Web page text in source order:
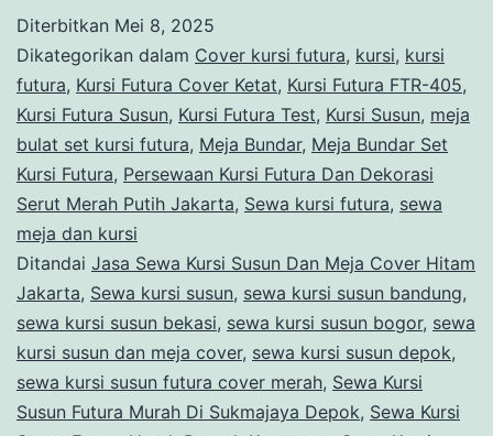
Susun
Dan
Meja
Cover
Custom
Diterbitkan Mei 8, 2025
Dikategorikan dalam Cover kursi futura, kursi, kursi
futura, Kursi Futura Cover Ketat, Kursi Futura FTR-405,
Kursi Futura Susun, Kursi Futura Test, Kursi Susun, meja
bulat set kursi futura, Meja Bundar, Meja Bundar Set
Kursi Futura, Persewaan Kursi Futura Dan Dekorasi
Serut Merah Putih Jakarta, Sewa kursi futura, sewa
meja dan kursi
Ditandai Jasa Sewa Kursi Susun Dan Meja Cover Hitam
Jakarta, Sewa kursi susun, sewa kursi susun bandung,
sewa kursi susun bekasi, sewa kursi susun bogor, sewa
kursi susun dan meja cover, sewa kursi susun depok,
sewa kursi susun futura cover merah, Sewa Kursi
Susun Futura Murah Di Sukmajaya Depok, Sewa Kursi